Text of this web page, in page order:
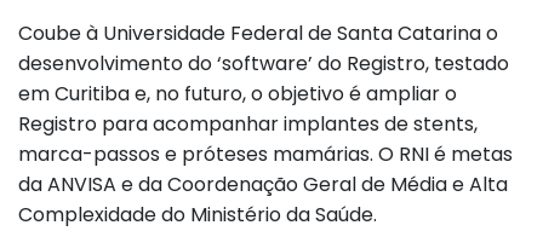
Coube à Universidade Federal de Santa Catarina o
desenvolvimento do ‘software’ do Registro, testado
em Curitiba e, no futuro, o objetivo é ampliar o
Registro para acompanhar implantes de stents,
marca-passos e próteses mamárias. O RNI é metas
da ANVISA e da Coordenação Geral de Média e Alta
Complexidade do Ministério da Saúde.